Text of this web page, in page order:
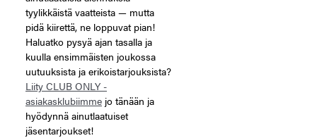
tyylikkäistä vaatteista — mutta
pidä kiirettä, ne loppuvat pian!
Haluatko pysyä ajan tasalla ja
kuulla ensimmäisten joukossa
uutuuksista ja erikoistarjouksista?
Liity CLUB ONLY -
asiakasklubiimme jo tänään ja
hyödynnä ainutlaatuiset
jäsentarjoukset!